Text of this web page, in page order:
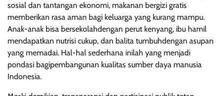
sosial dan tantangan ekonomi, makanan bergizi gratis
memberikan rasa aman bagi keluarga yang kurang mampu.
Anak-anak bisa bersekolahdengan perut kenyang, ibu hamil
mendapatkan nutrisi cukup, dan balita tumbuhdengan asupan
yang memadai. Hal-hal sederhana inilah yang menjadi
pondasi bagipembangunan kualitas sumber daya manusia
Indonesia.